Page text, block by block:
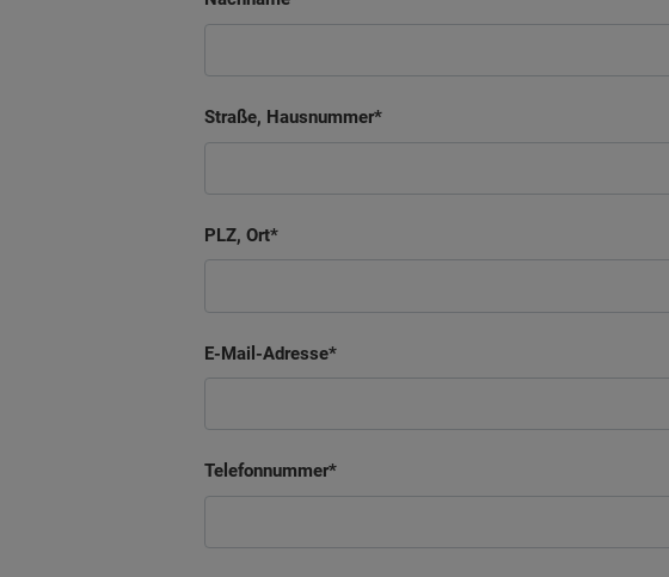
Straße, Hausnummer
PLZ, Ort
E-Mail-Adresse
Telefonnummer